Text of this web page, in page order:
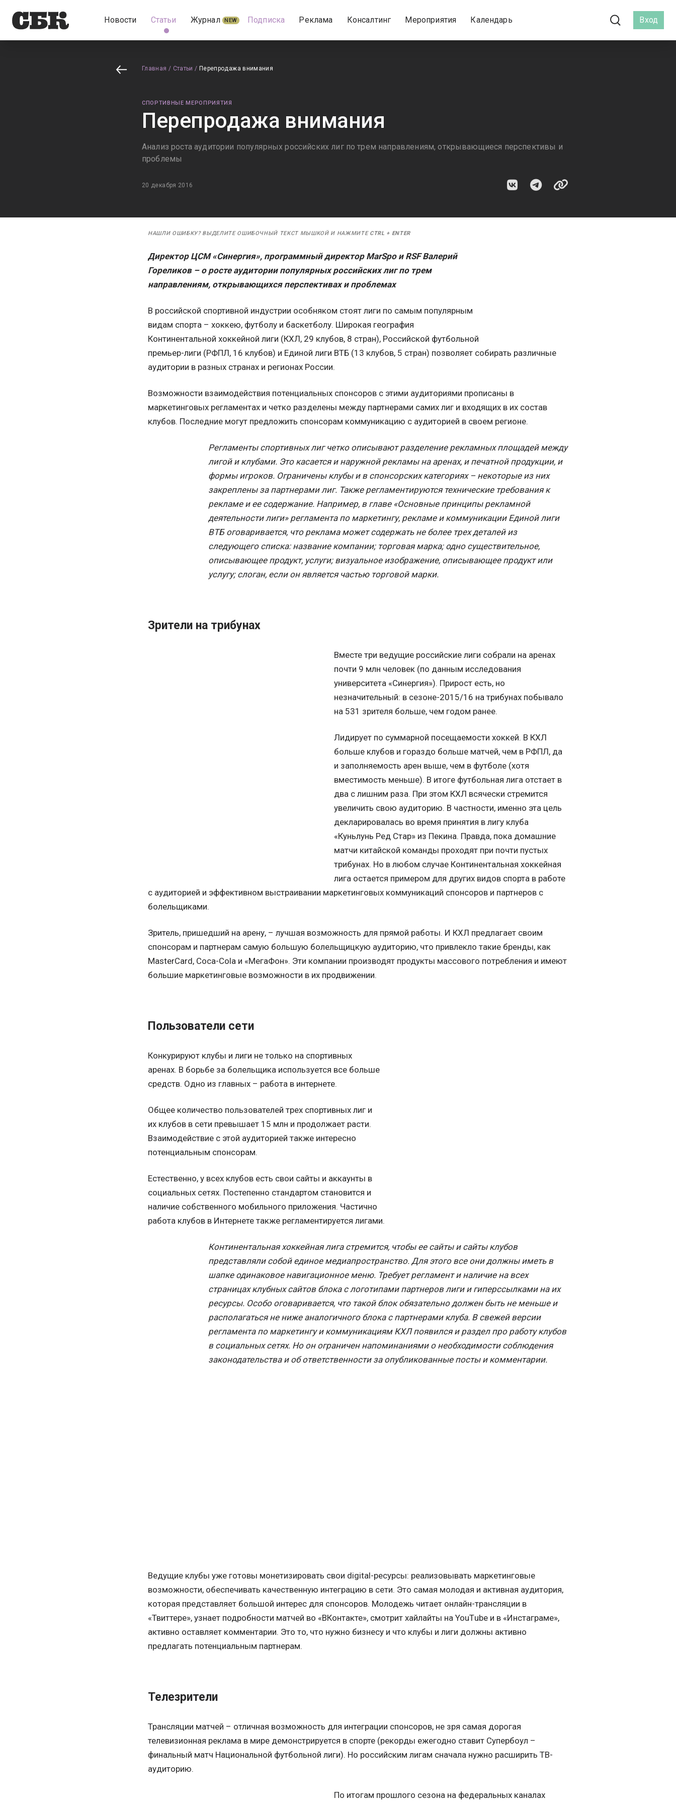
Новости Статьи Журнал NEW Подписка Реклама Консалтинг Мероприятия Календарь Вход
Главная / Статьи / Перепродажа внимания
СПОРТИВНЫЕ МЕРОПРИЯТИЯ
Перепродажа внимания
Анализ роста аудитории популярных российских лиг по трем направлениям, открывающиеся перспективы и
проблемы
20 декабря 2016
НАШЛИ ОШИБКУ? ВЫДЕЛИТЕ ОШИБОЧНЫЙ ТЕКСТ МЫШКОЙ И НАЖМИТЕ CTRL + ENTER
Директор ЦСМ «Синергия», программный директор MarSpo и RSF Валерий
Гореликов – о росте аудитории популярных российских лиг по трем
направлениям, открывающихся перспективах и проблемах
В российской спортивной индустрии особняком стоят лиги по самым популярным
видам спорта – хоккею, футболу и баскетболу. Широкая география
Континентальной хоккейной лиги (КХЛ, 29 клубов, 8 стран), Российской футбольной
премьер-лиги (РФПЛ, 16 клубов) и Единой лиги ВТБ (13 клубов, 5 стран) позволяет собирать различные
аудитории в разных странах и регионах России.
Возможности взаимодействия потенциальных спонсоров с этими аудиториями прописаны в
маркетинговых регламентах и четко разделены между партнерами самих лиг и входящих в их состав
клубов. Последние могут предложить спонсорам коммуникацию с аудиторией в своем регионе.
Регламенты спортивных лиг четко описывают разделение рекламных площадей между
лигой и клубами. Это касается и наружной рекламы на аренах, и печатной продукции, и
формы игроков. Ограничены клубы и в спонсорских категориях – некоторые из них
закреплены за партнерами лиг. Также регламентируются технические требования к
рекламе и ее содержание. Например, в главе «Основные принципы рекламной
деятельности лиги» регламента по маркетингу, рекламе и коммуникации Единой лиги
ВТБ оговаривается, что реклама может содержать не более трех деталей из
следующего списка: название компании; торговая марка; одно существительное,
описывающее продукт, услуги; визуальное изображение, описывающее продукт или
услугу; слоган, если он является частью торговой марки.
Зрители на трибунах
Вместе три ведущие российские лиги собрали на аренах
почти 9 млн человек (по данным исследования
университета «Синергия»). Прирост есть, но
незначительный: в сезоне-2015/16 на трибунах побывало
на 531 зрителя больше, чем годом ранее.
Лидирует по суммарной посещаемости хоккей. В КХЛ
больше клубов и гораздо больше матчей, чем в РФПЛ, да
и заполняемость арен выше, чем в футболе (хотя
вместимость меньше). В итоге футбольная лига отстает в
два с лишним раза. При этом КХЛ всячески стремится
увеличить свою аудиторию. В частности, именно эта цель
декларировалась во время принятия в лигу клуба
«Куньлунь Ред Стар» из Пекина. Правда, пока домашние
матчи китайской команды проходят при почти пустых
трибунах. Но в любом случае Континентальная хоккейная
лига остается примером для других видов спорта в работе
с аудиторией и эффективном выстраивании маркетинговых коммуникаций спонсоров и партнеров с
болельщиками.
Зритель, пришедший на арену, – лучшая возможность для прямой работы. И КХЛ предлагает своим
спонсорам и партнерам самую большую болельщицкую аудиторию, что привлекло такие бренды, как
MasterCard, Coca-Cola и «МегаФон». Эти компании производят продукты массового потребления и имеют
большие маркетинговые возможности в их продвижении.
Пользователи сети
Конкурируют клубы и лиги не только на спортивных
аренах. В борьбе за болельщика используется все больше
средств. Одно из главных – работа в интернете.
Общее количество пользователей трех спортивных лиг и
их клубов в сети превышает 15 млн и продолжает расти.
Взаимодействие с этой аудиторией также интересно
потенциальным спонсорам.
Естественно, у всех клубов есть свои сайты и аккаунты в
социальных сетях. Постепенно стандартом становится и
наличие собственного мобильного приложения. Частично
работа клубов в Интернете также регламентируется лигами.
Континентальная хоккейная лига стремится, чтобы ее сайты и сайты клубов
представляли собой единое медиапространство. Для этого все они должны иметь в
шапке одинаковое навигационное меню. Требует регламент и наличие на всех
страницах клубных сайтов блока с логотипами партнеров лиги и гиперссылками на их
ресурсы. Особо оговаривается, что такой блок обязательно должен быть не меньше и
располагаться не ниже аналогичного блока с партнерами клуба. В свежей версии
регламента по маркетингу и коммуникациям КХЛ появился и раздел про работу клубов
в социальных сетях. Но он ограничен напоминаниями о необходимости соблюдения
законодательства и об ответственности за опубликованные посты и комментарии.
Ведущие клубы уже готовы монетизировать свои digital-ресурсы: реализовывать маркетинговые
возможности, обеспечивать качественную интеграцию в сети. Это самая молодая и активная аудитория,
которая представляет большой интерес для спонсоров. Молодежь читает онлайн-трансляции в
«Твиттере», узнает подробности матчей во «ВКонтакте», смотрит хайлайты на YouТube и в «Инстаграме»,
активно оставляет комментарии. Это то, что нужно бизнесу и что клубы и лиги должны активно
предлагать потенциальным партнерам.
Телезрители
Трансляции матчей – отличная возможность для интеграции спонсоров, не зря самая дорогая
телевизионная реклама в мире демонстрируется в спорте (рекорды ежегодно ставит Супербоул –
финальный матч Национальной футбольной лиги). Но российским лигам сначала нужно расширить ТВ-
аудиторию.
По итогам прошлого сезона на федеральных каналах